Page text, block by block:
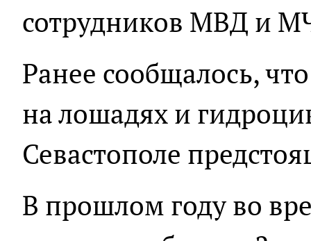
сотрудников МВД и
Ранее сообщалось,
на лошадях и
Севастополе
В прошлом году во